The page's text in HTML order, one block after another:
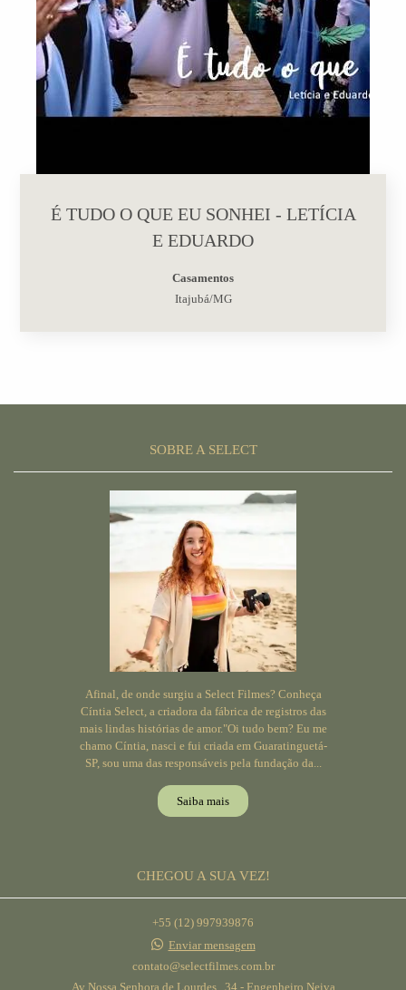
É TUDO O QUE EU SONHEI - LETÍCIA
E EDUARDO
Casamentos
Itajubá/MG
SOBRE A SELECT
Afinal, de onde surgiu a Select Filmes? Conheça
Cíntia Select, a criadora da fábrica de registros das
mais lindas histórias de amor."Oi tudo bem? Eu me
chamo Cíntia, nasci e fui criada em Guaratinguetá-
SP, sou uma das responsáveis pela fundação da...
Saiba mais
CHEGOU A SUA VEZ!
+55 (12) 997939876
Enviar mensagem
contato@selectfilmes.com.br
Av Nossa Senhora de Lourdes , 34 - Engenheiro Neiva